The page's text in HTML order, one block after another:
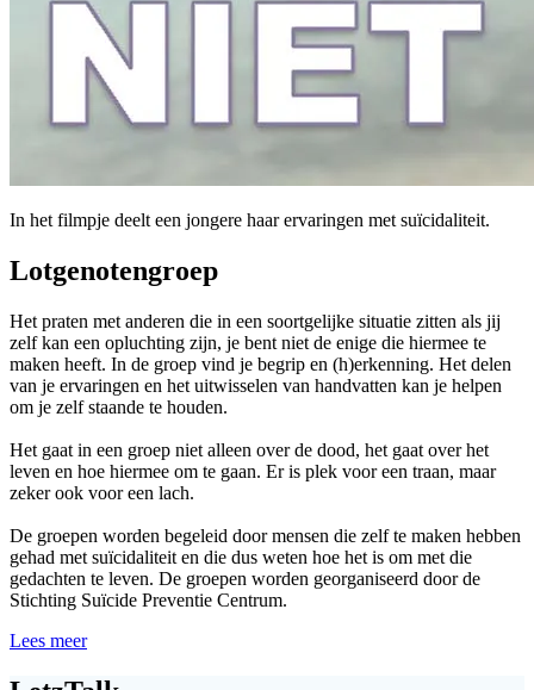
In het filmpje deelt een jongere haar ervaringen met suïcidaliteit.
Lotgenotengroep
Het praten met anderen die in een soortgelijke situatie zitten als jij
zelf kan een opluchting zijn, je bent niet de enige die hiermee te
maken heeft. In de groep vind je begrip en (h)erkenning. Het delen
van je ervaringen en het uitwisselen van handvatten kan je helpen
om je zelf staande te houden.
Het gaat in een groep niet alleen over de dood, het gaat over het
leven en hoe hiermee om te gaan. Er is plek voor een traan, maar
zeker ook voor een lach.
De groepen worden begeleid door mensen die zelf te maken hebben
gehad met suïcidaliteit en die dus weten hoe het is om met die
gedachten te leven. De groepen worden georganiseerd door de
Stichting Suïcide Preventie Centrum.
Lees meer